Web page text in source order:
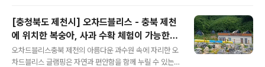
[충청북도 제천시] 오차드블리스 - 충북 제천
에 위치한 복숭아, 사과 수확 체험이 가능한
프라이빗 독채 글램핑장입니다.
오차드블리스충북 제천의 아름다운 과수원 속에 자리한 오
차드블리스 글램핑은 자연과 편안함을 함께 누릴 수 있는